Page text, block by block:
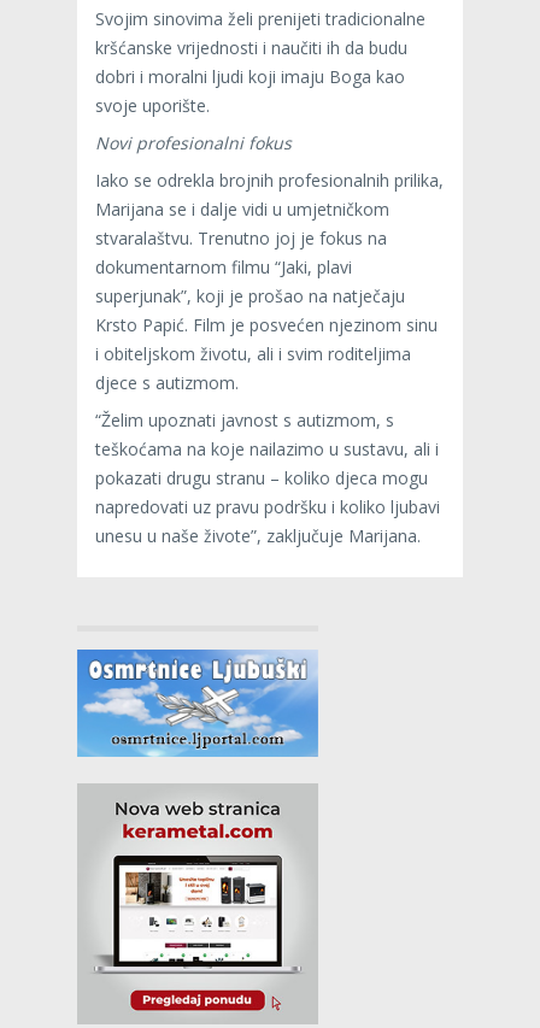
Svojim sinovima želi prenijeti tradicionalne
kršćanske vrijednosti i naučiti ih da budu
dobri i moralni ljudi koji imaju Boga kao
svoje uporište.
Novi profesionalni fokus
Iako se odrekla brojnih profesionalnih prilika,
Marijana se i dalje vidi u umjetničkom
stvaralaštvu. Trenutno joj je fokus na
dokumentarnom filmu “Jaki, plavi
superjunak”, koji je prošao na natječaju
Krsto Papić. Film je posvećen njezinom sinu
i obiteljskom životu, ali i svim roditeljima
djece s autizmom.
“Želim upoznati javnost s autizmom, s
teškoćama na koje nailazimo u sustavu, ali i
pokazati drugu stranu – koliko djeca mogu
napredovati uz pravu podršku i koliko ljubavi
unesu u naše živote”, zaključuje Marijana.